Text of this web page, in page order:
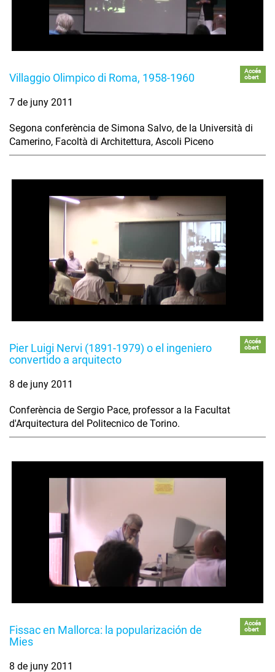
Villaggio Olimpico di Roma, 1958-1960
Accés
obert
7 de juny 2011
Segona conferència de Simona Salvo, de la Università di
Camerino, Facoltà di Architettura, Ascoli Piceno
Pier Luigi Nervi (1891-1979) o el ingeniero
convertido a arquitecto
Accés
obert
8 de juny 2011
Conferència de Sergio Pace, professor a la Facultat
d'Arquitectura del Politecnico de Torino.
Fissac en Mallorca: la popularización de
Mies
Accés
obert
8 de juny 2011